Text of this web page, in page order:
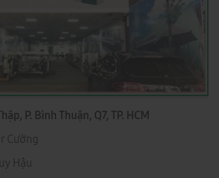
P. Bình Thuận, Q7, TP. HCM
Cường
Hậu